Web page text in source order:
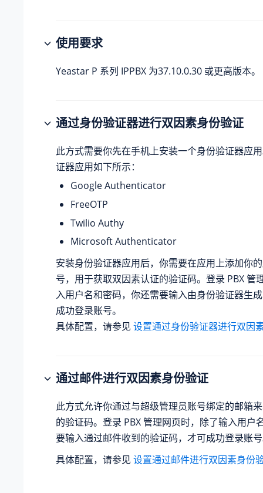
使用要求
Yeastar P 系列 IPPBX 为37.10.0.30 或更高版本。
通过身份验证器进行双因素身份验证
此方式需要你先在手机上安装一个身份验证器应
证器应用如下所示：
Google Authenticator
FreeOTP
Twilio Authy
Microsoft Authenticator
安装身份验证器应用后，你需要在应用上添加你
号，用于获取双因素认证的验证码。登录 PBX 管
入用户名和密码，你还需要输入由身份验证器生
成功登录账号。
具体配置，请参见 设置通过身份验证器进行双因
通过邮件进行双因素身份验证
此方式允许你通过与超级管理员账号绑定的邮箱
的验证码。登录 PBX 管理网页时，除了输入用户
要输入通过邮件收到的验证码，才可成功登录账
具体配置，请参见 设置通过邮件进行双因素身份